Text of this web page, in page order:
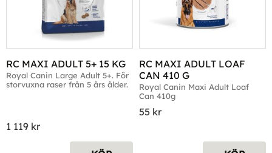
RC MAXI ADULT 5+ 15 KG
Royal Canin Large Adult 5+. För
storvuxna raser från 5 års ålder.
1 119 kr
RC MAXI ADULT LOAF
CAN 410 G
Royal Canin Maxi Adult Loaf
Can 410g
55 kr